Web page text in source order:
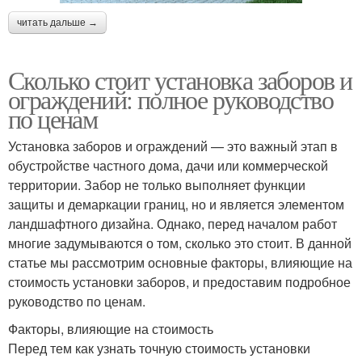
читать дальше →
Сколько стоит установка заборов и
ограждений: полное руководство
по ценам
Установка заборов и ограждений — это важный этап в
обустройстве частного дома, дачи или коммерческой
территории. Забор не только выполняет функции
защиты и демаркации границ, но и является элементом
ландшафтного дизайна. Однако, перед началом работ
многие задумываются о том, сколько это стоит. В данной
статье мы рассмотрим основные факторы, влияющие на
стоимость установки заборов, и предоставим подробное
руководство по ценам.
Факторы, влияющие на стоимость
Перед тем как узнать точную стоимость установки